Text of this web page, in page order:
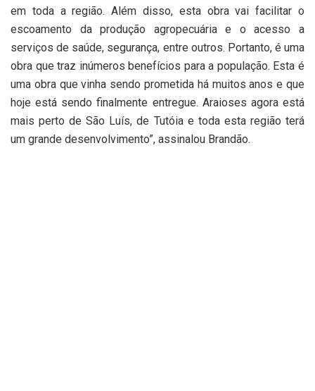
em toda a região. Além disso, esta obra vai facilitar o
escoamento da produção agropecuária e o acesso a
serviços de saúde, segurança, entre outros. Portanto, é uma
obra que traz inúmeros benefícios para a população. Esta é
uma obra que vinha sendo prometida há muitos anos e que
hoje está sendo finalmente entregue. Araioses agora está
mais perto de São Luís, de Tutóia e toda esta região terá
um grande desenvolvimento”, assinalou Brandão.